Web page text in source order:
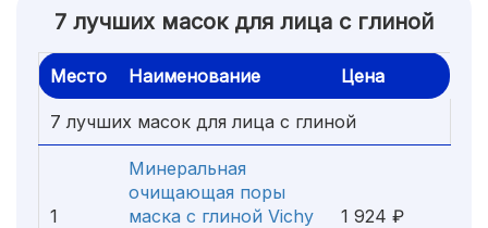
7 лучших масок для лица с глиной
Место Наименование Цена
7 лучших масок для лица с глиной
1
Минеральная
очищающая поры
маска с глиной Vichy
1 924 ₽